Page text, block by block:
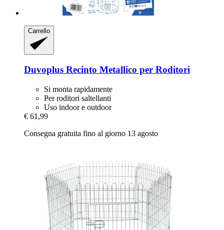
Carrello
Duvoplus Recinto Metallico per Roditori
Si monta rapidamente
Per roditori saltellanti
Uso indoor e outdoor
€ 61,99
Consegna gratuita fino al giorno 13 agosto